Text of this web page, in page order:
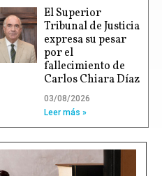
El Superior
Tribunal de Justicia
expresa su pesar
por el
fallecimiento de
Carlos Chiara Díaz
03/08/2026
Leer más »